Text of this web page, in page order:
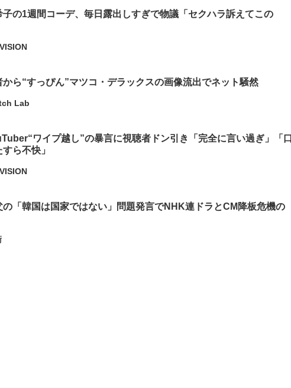
子の1週間コーデ、毎日露出しすぎで物議「セクハラ訴えてこの
ら“すっぴん”マツコ・デラックスの画像流出でネット騒然
Lab
ワイプ越し”の暴言に視聴者ドン引き「完全に言い過ぎ」「口
ら不快」
の「韓国は国家ではない」問題発言でNHK連ドラとCM降板危機の